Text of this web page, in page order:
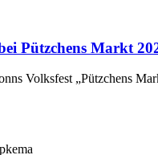
Pützchens Markt
Volksfest „Pützchens